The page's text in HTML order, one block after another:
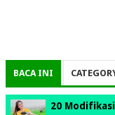
BACA INI
20